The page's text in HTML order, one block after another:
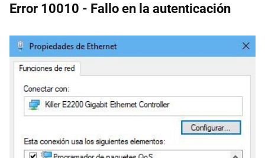
Error 10010 - Fallo en la autenticación